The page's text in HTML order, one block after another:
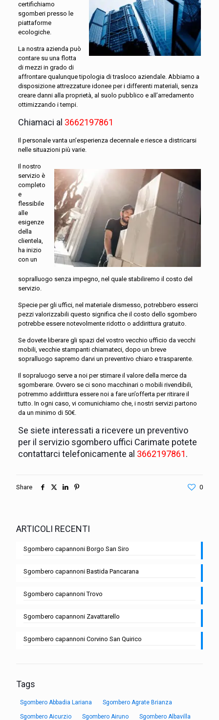
certifichiamo
sgomberi presso le
piattaforme
ecologiche.
La nostra azienda può
contare su una flotta
di mezzi in grado di
affrontare qualunque tipologia di trasloco aziendale. Abbiamo a
disposizione attrezzature idonee per i differenti materiali, senza
creare danni alla proprietà, al suolo pubblico e all’arredamento
ottimizzando i tempi.
Chiamaci al 3662197861
Il personale vanta un’esperienza decennale e riesce a districarsi
nelle situazioni più varie.
Il nostro
servizio è
completo
e
flessibile
alle
esigenze
della
clientela,
ha inizio
con un
sopralluogo senza impegno, nel quale stabiliremo il costo del
servizio.
Specie per gli uffici, nel materiale dismesso, potrebbero esserci
pezzi valorizzabili questo significa che il costo dello sgombero
potrebbe essere notevolmente ridotto o addirittura gratuito.
Se dovete liberare gli spazi del vostro vecchio ufficio da vecchi
mobili, vecchie stampanti chiamateci, dopo un breve
sopralluogo sapremo darvi un preventivo chiaro e trasparente.
Il sopraluogo serve a noi per stimare il valore della merce da
sgomberare. Ovvero se ci sono macchinari o mobili rivendibili,
potremmo addirittura essere noi a fare un’offerta per ritirare il
tutto. In ogni caso, vi comunichiamo che, i nostri servizi partono
da un minimo di 50€.
Se siete interessati a ricevere un preventivo
per il servizio sgombero uffici Carimate potete
contattarci telefonicamente al 3662197861.
Share 0
ARTICOLI RECENTI
Sgombero capannoni Borgo San Siro
Sgombero capannoni Bastida Pancarana
Sgombero capannoni Trovo
Sgombero capannoni Zavattarello
Sgombero capannoni Corvino San Quirico
Tags
Sgombero Abbadia Lariana Sgombero Agrate Brianza
Sgombero Aicurzio Sgombero Airuno Sgombero Albavilla